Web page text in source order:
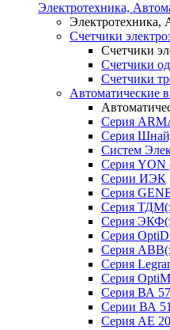
Электротехника,
Счетчики
Счетчики
Счетчики
Счетчики
Автоматические
Серия
Серия
Систем
Серия YON
Серии ИЭК
Серия
Серия
Серия
Серия
Серия
Серия
Серия
Серия ВА 57
Серии ВА
Серия АЕ